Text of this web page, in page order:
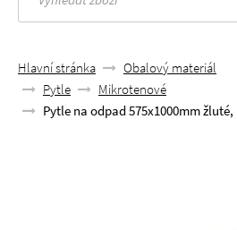
Hlavní stránka
Obalový materiál
Pytle
Mikrotenové
Pytle na odpad 575x1000mm žluté,